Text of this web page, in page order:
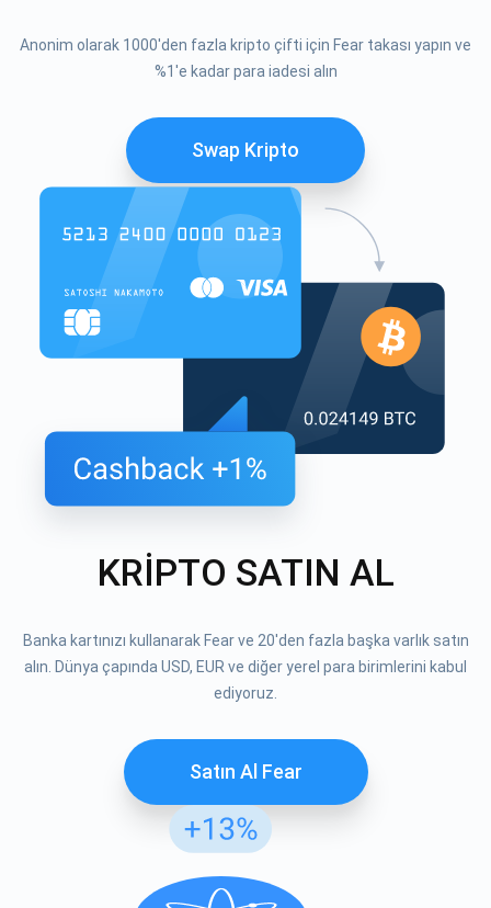
Anonim olarak 1000'den fazla kripto çifti için Fear takası yapın ve
%1'e kadar para iadesi alın
Swap Kripto
KRİPTO SATIN AL
Banka kartınızı kullanarak Fear ve 20'den fazla başka varlık satın
alın. Dünya çapında USD, EUR ve diğer yerel para birimlerini kabul
ediyoruz.
Satın Al Fear